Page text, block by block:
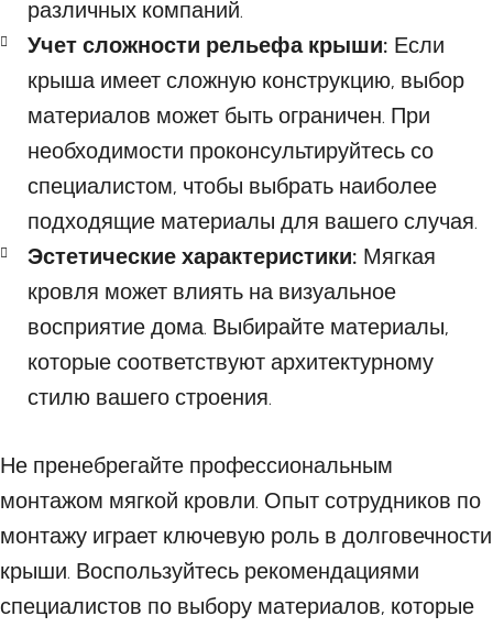
различных компаний.
Учет сложности рельефа крыши: Если
крыша имеет сложную конструкцию, выбор
материалов может быть ограничен. При
необходимости проконсультируйтесь со
специалистом, чтобы выбрать наиболее
подходящие материалы для вашего случая.
Эстетические характеристики: Мягкая
кровля может влиять на визуальное
восприятие дома. Выбирайте материалы,
которые соответствуют архитектурному
стилю вашего строения.
Не пренебрегайте профессиональным
монтажом мягкой кровли. Опыт сотрудников по
монтажу играет ключевую роль в долговечности
крыши. Воспользуйтесь рекомендациями
специалистов по выбору материалов, которые